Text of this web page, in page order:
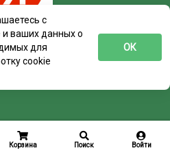
Корзина Поиск Войти
с
и ваших данных о
для
cookie
ОК